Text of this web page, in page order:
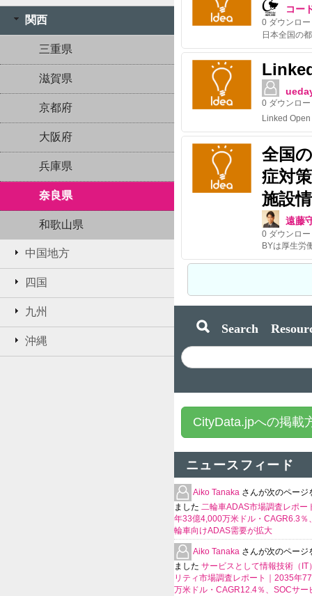
関西
三重県
滋賀県
京都府
大阪府
兵庫県
奈良県
和歌山県
中国地方
四国
九州
沖縄
コー
0 ダウンロ
0 ダウンロ
全国
症対
施設
遠藤
0 ダウンロ
BYは厚生労
Search
CityData.jpへの掲載
ニュースフィード
Aiko Tanaka さんが次のページ
ました 二輪車ADAS市場調査レポー
年33億4,000万米ドル・CAGR6.3％
輪車向けADAS需要が拡大
Aiko Tanaka さんが次のページ
ました サービスとして情報技術（IT
リティ市場調査レポート｜2035年
万米ドル・CAGR12.4％、SOCサー